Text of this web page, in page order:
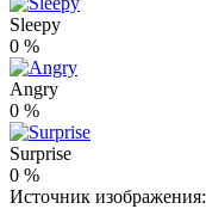
Sleepy
0 %
Angry
0 %
Surprise
0 %
Источник изображения: